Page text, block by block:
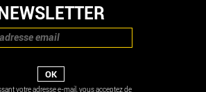
votre adresse e-mail, vous acceptez de